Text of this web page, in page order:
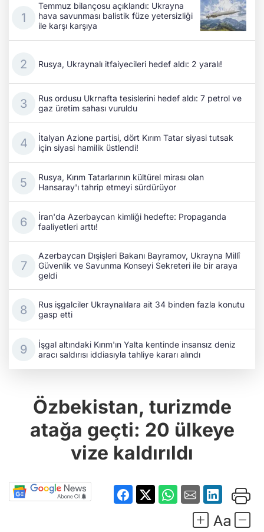
Temmuz bilançosu açıklandı: Ukrayna
hava savunması balistik füze yetersizliği
ile karşı karşıya
Rusya, Ukraynalı itfaiyecileri hedef aldı: 2 yaralı!
Rus ordusu Ukrnafta tesislerini hedef aldı: 7 petrol ve
gaz üretim sahası vuruldu
İtalyan Azione partisi, dört Kırım Tatar siyasi tutsak
için siyasi hamilik üstlendi!
Rusya, Kırım Tatarlarının kültürel mirası olan
Hansaray'ı tahrip etmeyi sürdürüyor
İran'da Azerbaycan kimliği hedefte: Propaganda
faaliyetleri arttı!
Azerbaycan Dışişleri Bakanı Bayramov, Ukrayna Millî
Güvenlik ve Savunma Konseyi Sekreteri ile bir araya
geldi
Rus işgalciler Ukraynalılara ait 34 binden fazla konutu
gasp etti
İşgal altındaki Kırım'ın Yalta kentinde insansız deniz
aracı saldırısı iddiasıyla tahliye kararı alındı
Özbekistan, turizmde
atağa geçti: 20 ülkeye
vize kaldırıldı